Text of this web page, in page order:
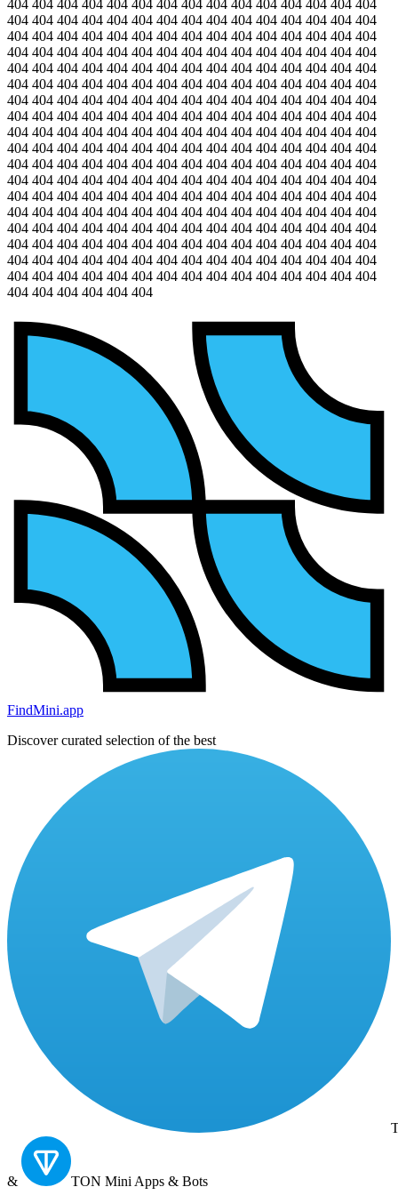
404 404 404 404 404 404 404 404 404 404 404 404 404 404 404
404 404 404 404 404 404 404 404 404 404 404 404 404 404 404
404 404 404 404 404 404 404 404 404 404 404 404 404 404 404
404 404 404 404 404 404 404 404 404 404 404 404 404 404 404
404 404 404 404 404 404 404 404 404 404 404 404 404 404 404
404 404 404 404 404 404 404 404 404 404 404 404 404 404 404
404 404 404 404 404 404 404 404 404 404 404 404 404 404 404
404 404 404 404 404 404 404 404 404 404 404 404 404 404 404
404 404 404 404 404 404 404 404 404 404 404 404 404 404 404
404 404 404 404 404 404 404 404 404 404 404 404 404 404 404
404 404 404 404 404 404 404 404 404 404 404 404 404 404 404
404 404 404 404 404 404 404 404 404 404 404 404 404 404 404
404 404 404 404 404 404 404 404 404 404 404 404 404 404 404
404 404 404 404 404 404 404 404 404 404 404 404 404 404 404
404 404 404 404 404 404 404 404 404 404 404 404 404 404 404
404 404 404 404 404 404 404 404 404 404 404 404 404 404 404
404 404 404 404 404 404 404 404 404 404 404 404 404 404 404
404 404 404 404 404 404 404 404 404 404 404 404 404 404 404
404 404 404 404 404 404
FindMini.app
Discover curated selection of the best
& TON Mini Apps & Bots